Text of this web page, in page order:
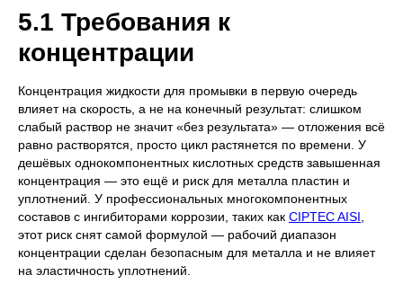
5.1 Требования к
концентрации
Концентрация жидкости для промывки в первую очередь
влияет на скорость, а не на конечный результат: слишком
слабый раствор не значит «без результата» — отложения всё
равно растворятся, просто цикл растянется по времени. У
дешёвых однокомпонентных кислотных средств завышенная
концентрация — это ещё и риск для металла пластин и
уплотнений. У профессиональных многокомпонентных
составов с ингибиторами коррозии, таких как CIPTEC AISI
этот риск снят самой формулой — рабочий диапазон
концентрации сделан безопасным для металла и не влияет
на эластичность уплотнений.